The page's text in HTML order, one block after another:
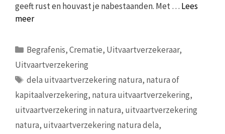
geeft rust en houvast je nabestaanden. Met … Lees
meer
Categorieën
Begrafenis,Crematie, Uitvaartverzekeraar,
Uitvaartverzekering
Tags
dela uitvaartverzekering natura, natura of
kapitaalverzekering, natura uitvaartverzekering,
uitvaartverzekering in natura, uitvaartverzekering
natura, uitvaartverzekering natura dela,